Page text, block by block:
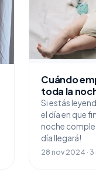
Cuándo
toda la
Si estás
el día en que
noche
día llegará!
28 nov 2024 · 3